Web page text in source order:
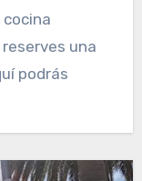
cocina
una
podrás